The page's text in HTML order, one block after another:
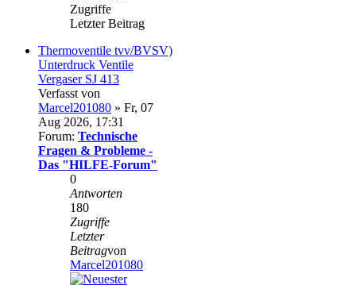
Zugriffe
Letzter Beitrag
Thermoventile tvv/BVSV)
Unterdruck Ventile
Vergaser SJ 413
Verfasst von
Marcel201080 » Fr, 07
Aug 2026, 17:31
Forum: Technische
Fragen & Probleme -
Das "HILFE-Forum"
0
Antworten
180
Zugriffe
Letzter
Beitragvon
Marcel201080